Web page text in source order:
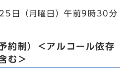
日（月曜日）午前9時30分
約制）＜アルコール依存
む＞